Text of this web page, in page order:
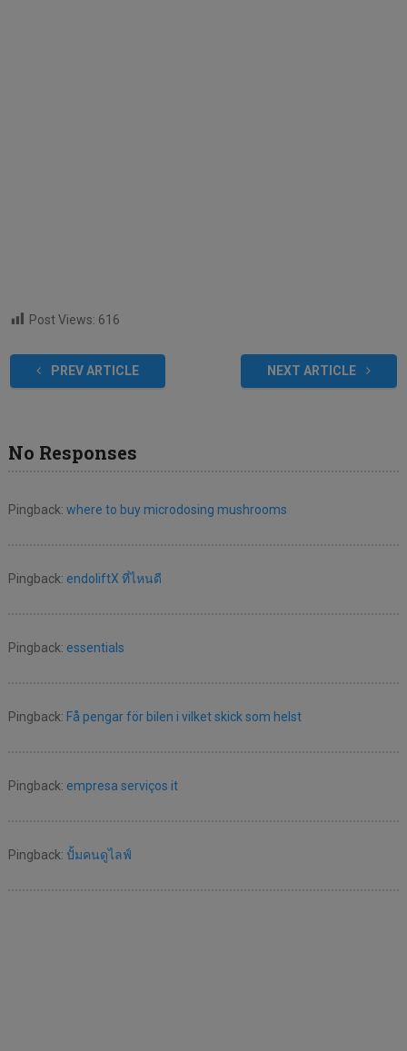
Post Views: 616
PREV ARTICLE NEXT ARTICLE
No Responses
Pingback: where to buy microdosing mushrooms
Pingback: endoliftX ที่ไหนดี
Pingback: essentials
Pingback: Få pengar för bilen i vilket skick som helst
Pingback: empresa serviços it
Pingback: ปั้มคนดูไลฟ์